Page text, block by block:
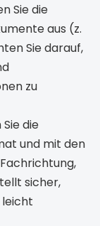
Sie die
aus (z.
Sie darauf,
zu
Sie die
und mit den
sicher,